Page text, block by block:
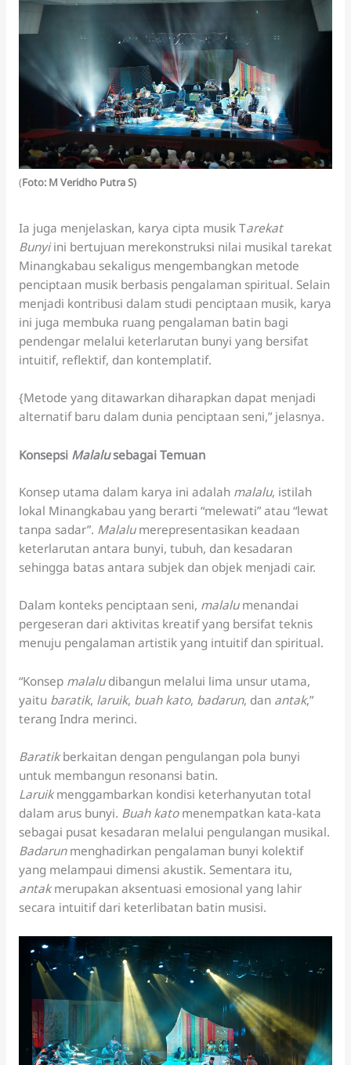
(Foto: M Veridho Putra S)
Ia juga menjelaskan, karya cipta musik Tarekat
Bunyiini bertujuan merekonstruksi nilai musikal tarekat
Minangkabau sekaligus mengembangkan metode
penciptaan musik berbasis pengalaman spiritual. Selain
menjadi kontribusi dalam studi penciptaan musik, karya
ini juga membuka ruang pengalaman batin bagi
pendengar melalui keterlarutan bunyi yang bersifat
intuitif, reflektif, dan kontemplatif.
{Metode yang ditawarkan diharapkan dapat menjadi
alternatif baru dalam dunia penciptaan seni,” jelasnya.
Konsepsi Malalusebagai Temuan
Konsep utama dalam karya ini adalah malalu, istilah
lokal Minangkabau yang berarti “melewati” atau “lewat
tanpa sadar”. Malalumerepresentasikan keadaan
keterlarutan antara bunyi, tubuh, dan kesadaran
sehingga batas antara subjek dan objek menjadi cair.
Dalam konteks penciptaan seni, malalumenandai
pergeseran dari aktivitas kreatif yang bersifat teknis
menuju pengalaman artistik yang intuitif dan spiritual.
“Konsep malaludibangun melalui lima unsur utama,
yaitu baratik, laruik, buah kato, badarun, dan antak,”
terang Indra merinci.
Baratikberkaitan dengan pengulangan pola bunyi
untuk membangun resonansi batin.
Laruikmenggambarkan kondisi keterhanyutan total
dalam arus bunyi. Buah katomenempatkan kata-kata
sebagai pusat kesadaran melalui pengulangan musikal.
Badarunmenghadirkan pengalaman bunyi kolektif
yang melampaui dimensi akustik. Sementara itu,
antakmerupakan aksentuasi emosional yang lahir
secara intuitif dari keterlibatan batin musisi.